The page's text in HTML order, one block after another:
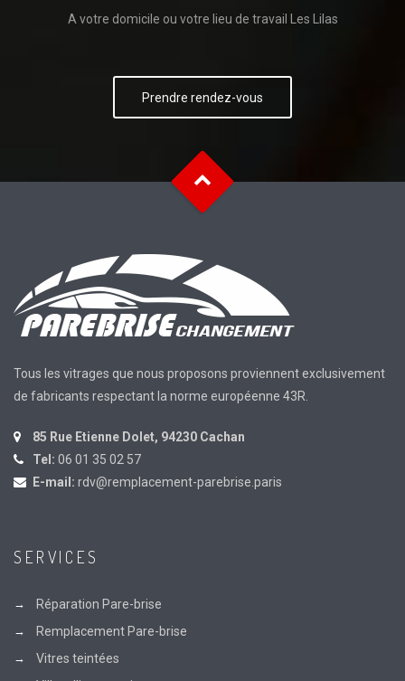
A votre domicile ou votre lieu de travail Les Lilas
Prendre rendez-vous
Tous les vitrages que nous proposons proviennent exclusivement
de fabricants respectant la norme européenne 43R.
85 Rue Etienne Dolet, 94230 Cachan
Tel: 06 01 35 02 57
E-mail: rdv@remplacement-parebrise.paris
SERVICES
Réparation Pare-brise
Remplacement Pare-brise
Vitres teintées